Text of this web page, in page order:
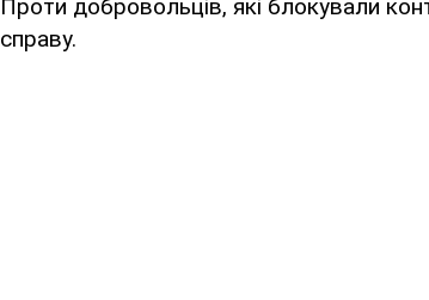
Проти добровольців, які блокували
справу.